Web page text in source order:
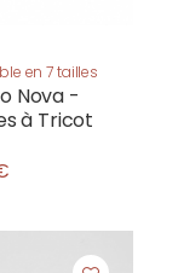
en 7 tailles
Nova -
à Tricot